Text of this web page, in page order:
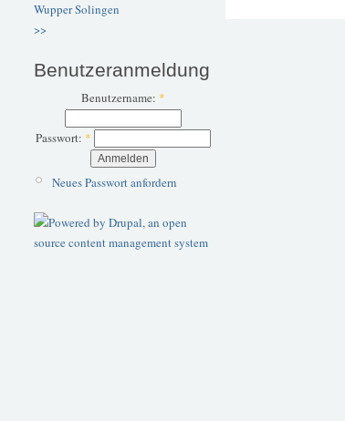
WupperSolingen
>>
Benutzeranmeldung
Benutzername: *
Passwort: *
Neues Passwort anfordern